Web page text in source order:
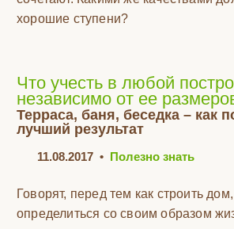
хорошие ступени?
Что учесть в любой
независимо от ее
Терраса, баня, беседка – как
лучший результат
11.08.2017 • Полезно знать
Говорят, перед тем как строить
определиться со своим образом